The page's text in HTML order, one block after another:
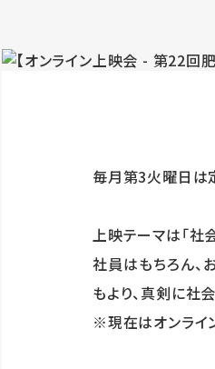
毎月第3火曜日は
上映テーマは「社
社員はもちろん、
もより、真剣に社
※現在はオンライ